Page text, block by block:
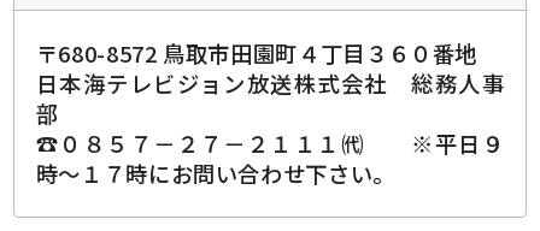
〒680-8572 鳥取市田園町４丁目３６０番地
日本海テレビジョン放送株式会社 総務人事
部
☎０８５７－２７－２１１１㈹ ※平日９
時～１７時にお問い合わせ下さい。